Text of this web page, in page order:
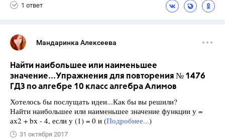
1 ответ
Мандаринка Алексеева
Найти наибольшее или наименьшее
значение...Упражнения для повторения № 1476
ГДЗ по алгебре 10 класс алгебра Алимов
Хотелось бы послущать идеи...Как бы вы решили?
Найти наибольшее или наименьшее значение функции у =
ах2 + bх - 4, если у (1) = 0 и (Подробнее...)
31 октября 2017